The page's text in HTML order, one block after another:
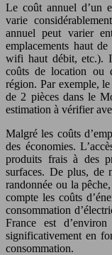
Le coût annuel d’un
varie
annuel peut varier
emplacements haut
wifi haut débit, etc.).
coûts de location ou
région. Par exemple,
de 2 pièces dans le
estimation à vérifier
Malgré les coûts
des économies.
produits frais à des
surfaces. De plus, de
randonnée ou la
compte les coûts
consommation
France est
significativement en
consommation.